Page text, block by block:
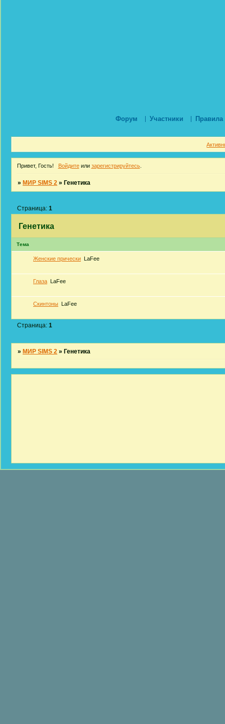
Форум Участники Правила
Привет, Гость! Войдитеили зарегистрируйтесь.
» МИР SIMS 2 » Генетика
Генетика
Страница:1
Тема
Женские прически LaFee
Глаза LaFee
Скинтоны LaFee
Страница:1
» МИР SIMS 2 » Генетика